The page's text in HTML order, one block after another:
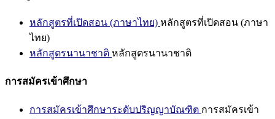
หลักสูตรที่เปิดสอน (ภาษาไทย) หลักสูตรที่เปิดสอน (ภาษา
ไทย)
หลักสูตรนานาชาติ หลักสูตรนานาชาติ
การสมัครเข้าศึกษา
การสมัครเข้าศึกษาระดับปริญญาบัณฑิต การสมัครเข้า